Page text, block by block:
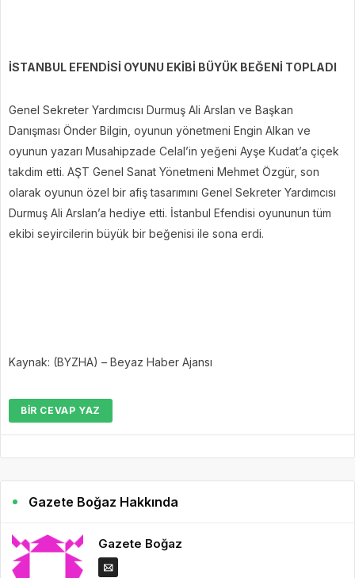
İSTANBUL EFENDİSİ OYUNU EKİBİ BÜYÜK BEĞENİ TOPLADI
Genel Sekreter Yardımcısı Durmuş Ali Arslan ve Başkan
Danışması Önder Bilgin, oyunun yönetmeni Engin Alkan ve
oyunun yazarı Musahipzade Celal’in yeğeni Ayşe Kudat’a çiçek
takdim etti. AŞT Genel Sanat Yönetmeni Mehmet Özgür, son
olarak oyunun özel bir afiş tasarımını Genel Sekreter Yardımcısı
Durmuş Ali Arslan’a hediye etti. İstanbul Efendisi oyununun tüm
ekibi seyircilerin büyük bir beğenisi ile sona erdi.
Kaynak: (BYZHA) – Beyaz Haber Ajansı
BIR CEVAP YAZ
Gazete Boğaz Hakkında
Gazete Boğaz